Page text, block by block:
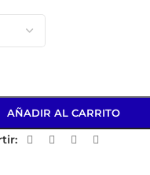
AÑADIR AL CARRITO